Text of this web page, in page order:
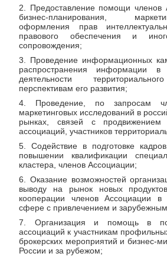
2. Предоставление помощи членов
бизнес-планирования,
оформления прав
правового обеспечения и
сопровождения;
3. Проведение информационных
распространения информации в
деятельности
перспективам его развития;
4. Проведение, по запросам
маркетинговых исследований в
рынках, связей с продвижением
ассоциаций, участников
5. Содействие в подготовке
повышении квалификации
кластера, членов Ассоциации;
6. Оказание возможностей
выводу на рынок новых
кооперации членов Ассоциации в
сфере с привлечением и
7. Организация и помощь в
ассоциаций к участникам
брокерских мероприятий и бизнес-
России и за рубежом;